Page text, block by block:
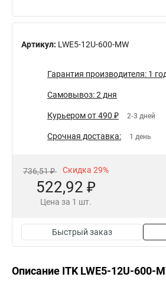
Артикул: LWE5-12U-600-MW
Гарантия производителя: 1
Самовывоз: 2 дня
Курьером от 490 ₽ 2-3 дней
Срочная доставка: 1 день
736,51 ₽ Скидка 29%
522,92 ₽
Цена за 1 шт.
Быстрый заказ
Описание ITK LWE5-12U-600-